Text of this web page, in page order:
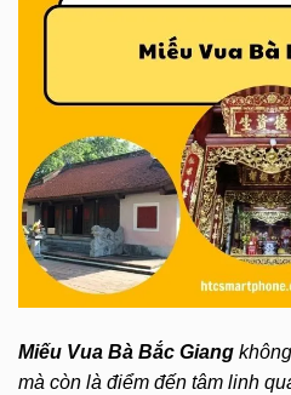
Miếu Vua Bà Bắc Giang
mà còn là điểm đến tâm linh